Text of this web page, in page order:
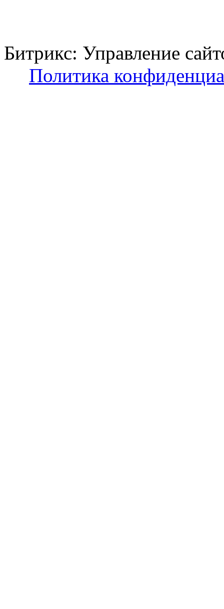
Битрикс: Управление
Политика